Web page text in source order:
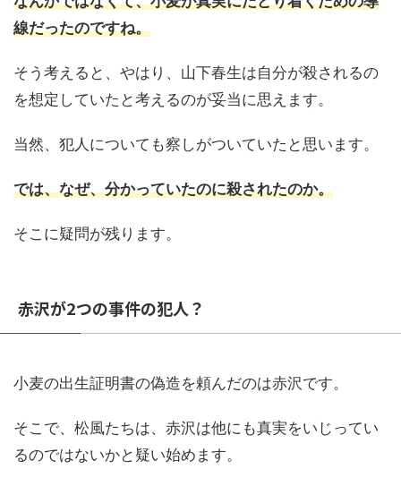
線だったのですね。
そう考えると、やはり、山下春生は自分が殺されるの
を想定していたと考えるのが妥当に思えます。
当然、犯人についても察しがついていたと思います。
では、なぜ、分かっていたのに殺されたのか。
そこに疑問が残ります。
赤沢が2つの事件の犯人？
小麦の出生証明書の偽造を頼んだのは赤沢です。
そこで、松風たちは、赤沢は他にも真実をいじってい
るのではないかと疑い始めます。